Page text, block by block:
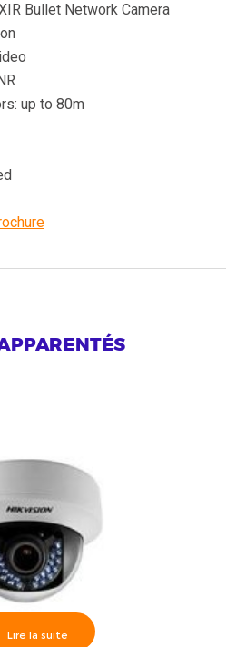
Bullet Network Camera
up to 80m
Lire la suite